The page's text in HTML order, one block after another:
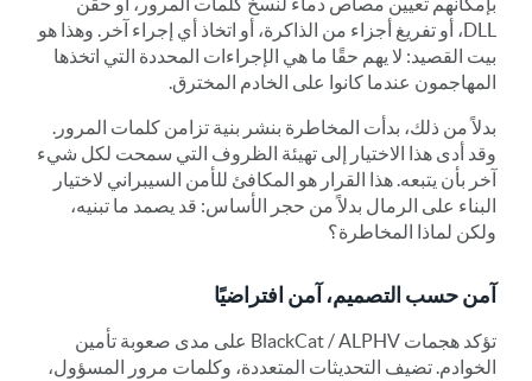
DLL، أو تفريغ أجزاء من الذاكرة، أو اتخاذ أي إجراء آخر. وهذا هو
بيت القصيد: لا يهم حقًا ما هي الإجراءات المحددة التي اتخذها
المهاجمون عندما كانوا على الخادم المخترق.
بدلاً من ذلك، بدأت المخاطرة بنشر بنية تزامن كلمات المرور.
وقد أدى هذا الاختيار إلى تهيئة الظروف التي سمحت لكل شيء
آخر بأن يتبعه. هذا القرار هو المكافئ للأمن السيبراني لاختيار
البناء على الرمال بدلاً من حجر الأساس: قد يصمد ما تبنيه،
ولكن لماذا المخاطرة؟
آمن حسب التصميم، آمن افتراضيًا
تؤكد هجمات BlackCat / ALPHV على مدى صعوبة تأمين
الخوادم. تضيف التحديثات المتعددة، وكلمات مرور المسؤول،